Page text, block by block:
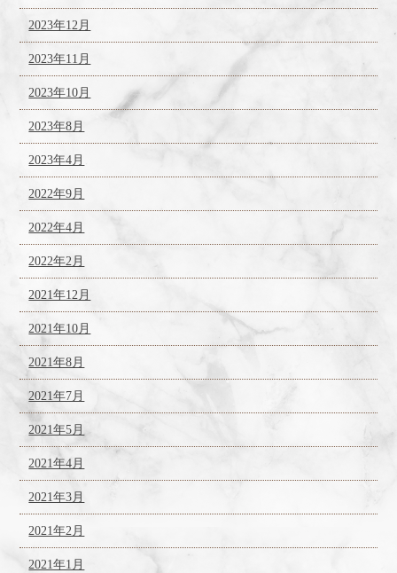
2023年12月
2023年11月
2023年10月
2023年8月
2023年4月
2022年9月
2022年4月
2022年2月
2021年12月
2021年10月
2021年8月
2021年7月
2021年5月
2021年4月
2021年3月
2021年2月
2021年1月